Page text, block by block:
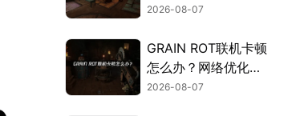
南！
2026-08-07
GRAIN ROT联机卡顿
怎么办？网络优化解
决方案！
2026-08-07